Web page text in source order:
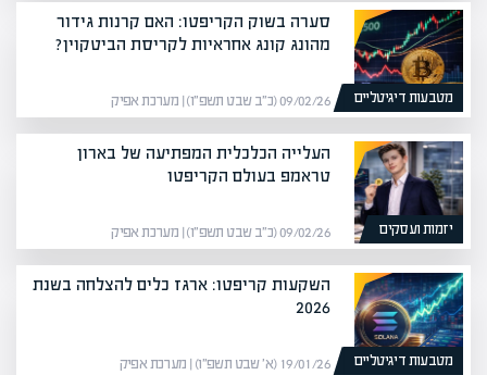
מטבעות דיגיטליים
סערה בשוק הקריפטו: האם קרנות גידור
מהונג קונג אחראיות לקריסת הביטקוין?
09/02/26 (כ״ב שבט תשפ״ו) | מערכת אפיק
יזמות ועסקים
העלייה הכלכלית המפתיעה של בארון
טראמפ בעולם הקריפטו
09/02/26 (כ״ב שבט תשפ״ו) | מערכת אפיק
מטבעות דיגיטליים
השקעות קריפטו: ארגז כלים להצלחה בשנת
2026
19/01/26 (א׳ שבט תשפ״ו) | מערכת אפיק